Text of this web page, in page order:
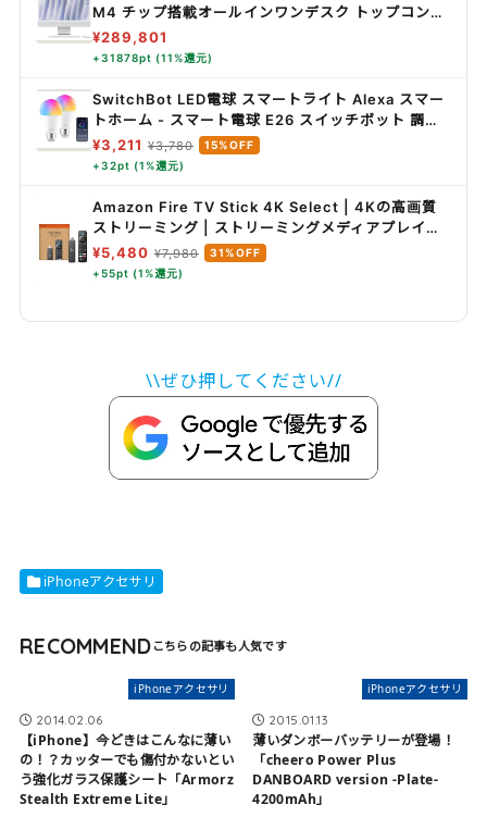
M4 チップ搭載オールインワンデスク トップコンピ
ュータ: Apple Intelligence のために設計、24 イ
ンチ Retina ディスプレ イ、16GBユニファイドメ
モリ、256GBの SSD ストレージ、ボディと同じカ
ラーのアクセサリ、iPhone や iPad との連係機能 -
シルバー
¥289,801
+31878pt (11%還元)
SwitchBot LED電球 スマートライト Alexa スマー
トホーム - スマート電球 E26 スイッチボット 調光
調色 広配光 800lm 60W形相当 電球色・昼白色対
応 RGBCWマルチカラー 1600万色 間接照明
Google Home IFTTT イフト Siri SmartThings
に対応(2個パック)
¥3,211 ¥3,780
15%OFF
+32pt (1%還元)
Amazon Fire TV Stick 4K Select | 4Kの高画質
ストリーミング | ストリーミングメディアプレイヤ
ー
¥5,480 ¥7,980
31%OFF
+55pt (1%還元)
\\ぜひ押してください//
iPhoneアクセサリ
RECOMMEND
iPhoneアクセサリ
2014.02.06
【iPhone】今どきはこんなに薄い
の！？カッターでも傷付かないとい
う強化ガラス保護シート「Armorz
Stealth Extreme Lite」
iPhoneアクセサリ
2015.01.13
薄いダンボーバッテリーが登場！
「cheero Power Plus
DANBOARD version -Plate-
4200mAh」